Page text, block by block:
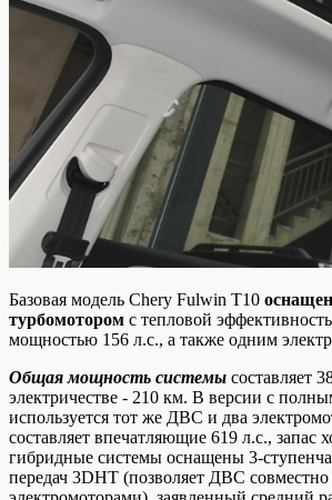
Базовая модель Chery Fulwin T10
турбомотором с тепловой
мощностью 156 л.с., а также одним
Общая мощность системы составляет
электричестве - 210 км. В версии с
используется тот же ДВС и два
составляет впечатляющие 619 л.с., запас
гибридные системы оснащены 3-
передач 3DHT (позволяет ДВС совместно